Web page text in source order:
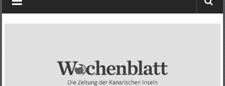
die